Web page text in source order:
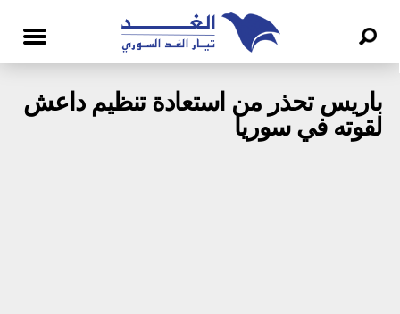
باريس تحذر من استعادة تنظيم داعش
لقوته في سوريا